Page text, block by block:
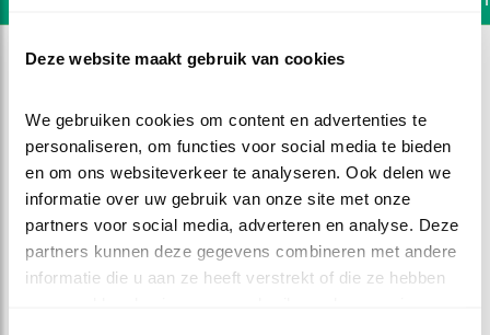
Deze website maakt gebruik van cookies
We gebruiken cookies om content en advertenties te
personaliseren, om functies voor social media te bieden
en om ons websiteverkeer te analyseren. Ook delen we
informatie over uw gebruik van onze site met onze
partners voor social media, adverteren en analyse. Deze
partners kunnen deze gegevens combineren met andere
informatie die u aan ze heeft verstrekt of die ze hebben